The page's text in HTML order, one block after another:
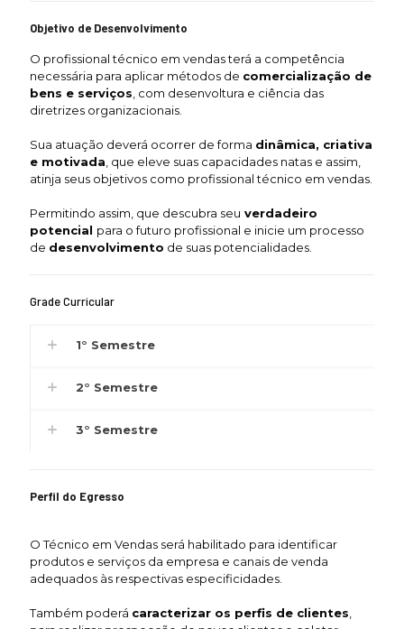
Objetivo de Desenvolvimento
O profissional técnico em vendas terá a competência
necessária para aplicar métodos de comercialização de
bens e serviços , com desenvoltura e ciência das
diretrizes organizacionais.
Sua atuação deverá ocorrer de forma dinâmica, criativa
e motivada , que eleve suas capacidades natas e assim,
atinja seus objetivos como profissional técnico em vendas.
Permitindo assim, que descubra seu verdadeiro
potencial para o futuro profissional e inicie um processo
de desenvolvimento de suas potencialidades.
Grade Curricular
1° Semestre
2° Semestre
3° Semestre
Perfil do Egresso
O Técnico em Vendas será habilitado para identificar
produtos e serviços da empresa e canais de venda
adequados às respectivas especificidades.
Também poderá caracterizar os perfis de clientes